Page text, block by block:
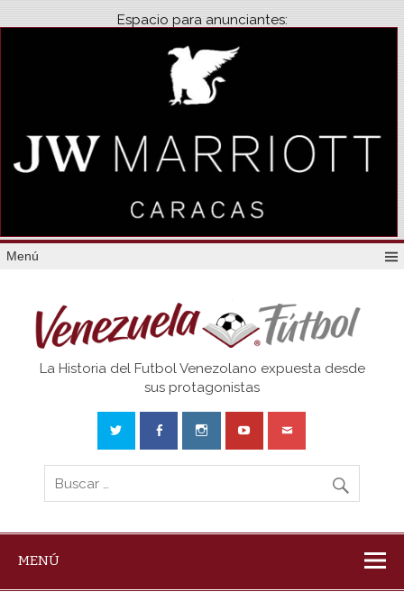
Espacio para anunciantes:
Menú
Venezuela
La Historia del Futbol Venezolano expuesta desde
sus protagonistas
MENÚ